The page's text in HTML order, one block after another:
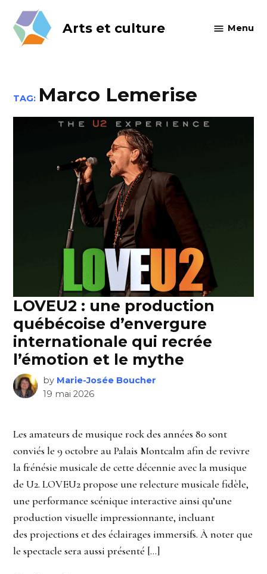
content
Arts et culture Menu
TAG: Marco Lemerise
LOVEU2 : une production
québécoise d’envergure
internationale qui recrée
l’émotion et le mythe
by Marie-Josée Boucher
19 mai 2026
Les amateurs de musique rock des années 80 sont
conviés le 9 octobre au Palais Montcalm afin de revivre
la frénésie musicale de cette décennie avec la musique
de U2. LOVEU2 propose une relecture musicale fidèle,
une performance scénique interactive ainsi qu’une
production visuelle impressionnante, incluant
des projections et des éclairages immersifs. À noter que
le spectacle sera aussi présenté […]